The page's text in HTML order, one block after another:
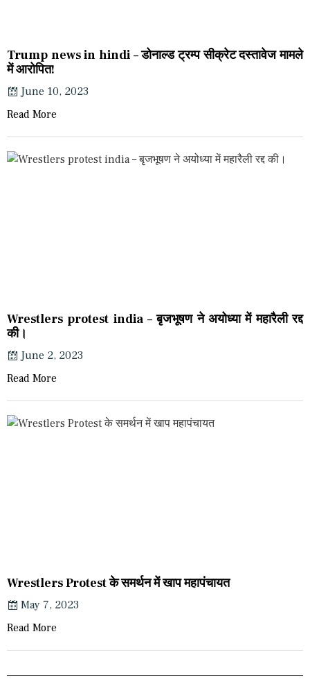
Trump news in hindi – डोनाल्ड ट्रम्प सीक्रेट दस्तावेज मामले
में आरोपित!
June 10, 2023
Read More
Wrestlers protest india – बृजभूषण ने अयोध्या में महारैली रद्द
की।
June 2, 2023
Read More
Wrestlers Protest के समर्थन में खाप महापंचायत
May 7, 2023
Read More